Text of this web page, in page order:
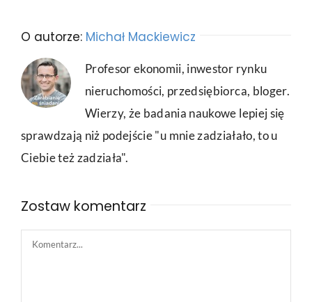
O autorze: Michał Mackiewicz
Profesor ekonomii, inwestor rynku
nieruchomości, przedsiębiorca, bloger.
Wierzy, że badania naukowe lepiej się
sprawdzają niż podejście "u mnie zadziałało, to u
Ciebie też zadziała".
Zostaw komentarz
Comment